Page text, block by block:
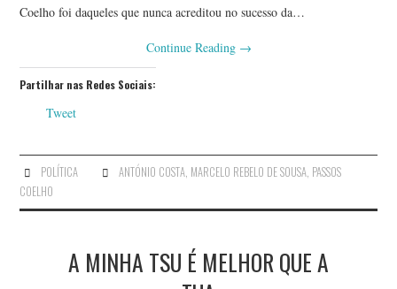
Coelho foi daqueles que nunca acreditou no sucesso da…
Continue Reading →
Partilhar nas Redes Sociais:
Tweet
POLÍTICA ANTÓNIO COSTA, MARCELO REBELO DE SOUSA, PASSOS
COELHO
A MINHA TSU É MELHOR QUE A